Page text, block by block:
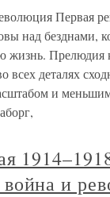
Первая
над безднами,
жизнь. Прелюдия
всех деталях
и
и